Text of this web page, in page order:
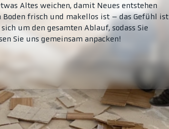
Altes weichen, damit Neues entstehen
Boden frisch und makellos ist – das Gefühl ist
um den gesamten Ablauf, sodass Sie
Sie uns gemeinsam anpacken!